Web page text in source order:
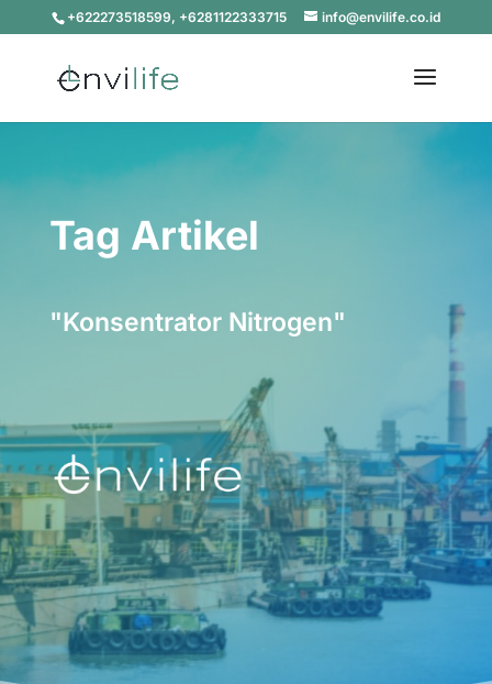
+622273518599, +6281122333715 info@envilife.co.id
Tag Artikel
"Konsentrator Nitrogen"